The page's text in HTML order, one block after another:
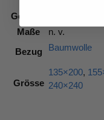
Gewicht
Maße
n. v.
Bezug
Baumwolle
Grösse
135×200,
240×240